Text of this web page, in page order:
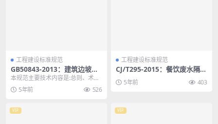
工程建设标准规范
GB50843-2013：建筑边坡工
程鉴定与加固技术规范
本规范主要技术内容是:总则、术语
和符号、基本规定、边坡加固工程
勘察、边坡工程鉴定...
5年前 526
工程建设标准规范
CJ/T295-2015：餐饮废水隔油
5年前 403
VIP VIP